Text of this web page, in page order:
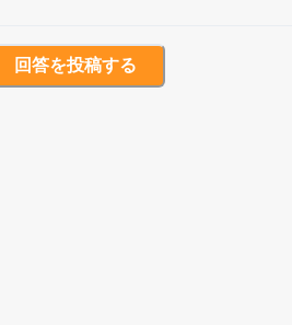
回答を投稿する